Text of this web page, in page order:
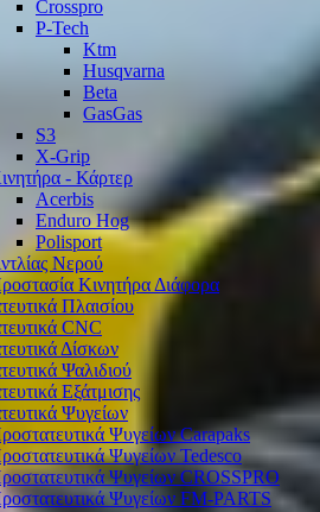
Crosspro
P-Tech
Ktm
Husqvarna
Beta
GasGas
S3
X-Grip
- Κάρτερ
Acerbis
Enduro Hog
Polisport
Νερού
Κινητήρα Διάφορα
Πλαισίου
CNC
Δίσκων
Ψαλιδιού
Εξάτμισης
Ψυγείων
Ψυγείων Carapaks
Ψυγείων Tedesco
Ψυγείων CROSSPRO
Ψυγείων FM-PARTS